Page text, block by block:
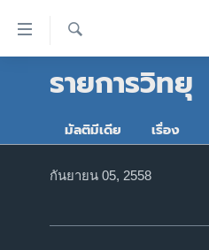
เนื้อหา
หน้าหลัก
เอเชีย
สหรัฐฯ
รายการวิทยุ
มัลติมีเดีย เรื่อง
กันยายน 05, 2558